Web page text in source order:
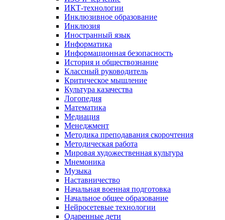
ИКТ-технологии
Инклюзивное образование
Инклюзия
Иностранный язык
Информатика
Информационная безопасность
История и обществознание
Классный руководитель
Критическое мышление
Культура казачества
Логопедия
Математика
Медиация
Менеджмент
Методика преподавания скорочтения
Методическая работа
Мировая художественная культура
Мнемоника
Музыка
Наставничество
Начальная военная подготовка
Начальное общее образование
Нейросетевые технологии
Одаренные дети